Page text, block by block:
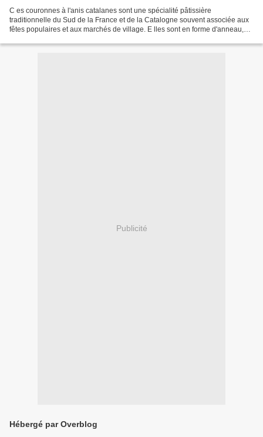
C es couronnes à l'anis catalanes sont une spécialité pâtissière
traditionnelle du Sud de la France et de la Catalogne souvent associée aux
fêtes populaires et aux marchés de village. E lles sont en forme d'anneau,
Publicité
Hébergé par Overblog